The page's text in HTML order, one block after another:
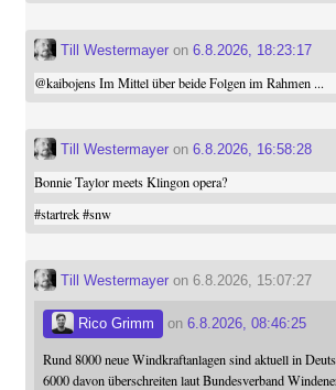
Till Westermayeron 6.8.2026, 18:23:17
@kaibojensIm Mittel über beide Folgen im Rahmen ...
Till Westermayeron 6.8.2026, 16:58:28
Bonnie Taylor meets Klingon opera?
#startrek #snw
Till Westermayeron 6.8.2026, 15:07:27
Rico Grimm on 6.8.2026, 08:46:25
Rund 8000 neue Windkraftanlagen sind aktuell in
6000 davon überschreiten laut Bundesverband